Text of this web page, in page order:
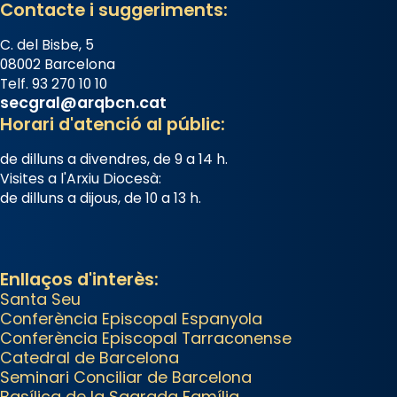
Aquest dilluns, 27 de juliol, ha
tingut lloc la missa d’acció de
gràcies en agraïment al comitè
organitzador de la visita
apostòlica del Sant Pare Lleó XIV
L’arquebisbe de Barcelona, el
cardenal Joan Josep Omella, ha
presidit la missa i l’ha
concelebrat el bisbe auxiliar de
Barcelona, Mons. David Abadías.
Contacte i suggeriments:
C. del Bisbe, 5
08002 Barcelona
Telf. 93 270 10 10
secgral@arqbcn.cat
Horari d'atenció al públic:
de dilluns a divendres, de 9 a 14 h.
Visites a l'Arxiu Diocesà:
de dilluns a dijous, de 10 a 13 h.
Enllaços d'interès:
Santa Seu
Conferència Episcopal Espanyola
Conferència Episcopal Tarraconense
Catedral de Barcelona
Seminari Conciliar de Barcelona